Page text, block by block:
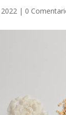
2022 | 0